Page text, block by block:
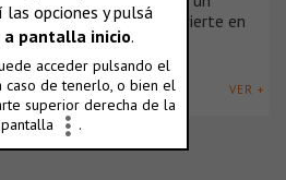
a lo ancho y que se convierte en
VER +